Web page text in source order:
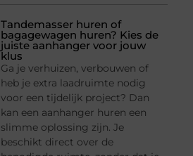
Tandemasser huren of
bagagewagen huren? Kies de
juiste aanhanger voor jouw
klus
Ga je verhuizen, verbouwen of
heb je extra laadruimte nodig
voor een tijdelijk project? Dan
kan een aanhanger huren een
slimme oplossing zijn. Je
beschikt direct over de